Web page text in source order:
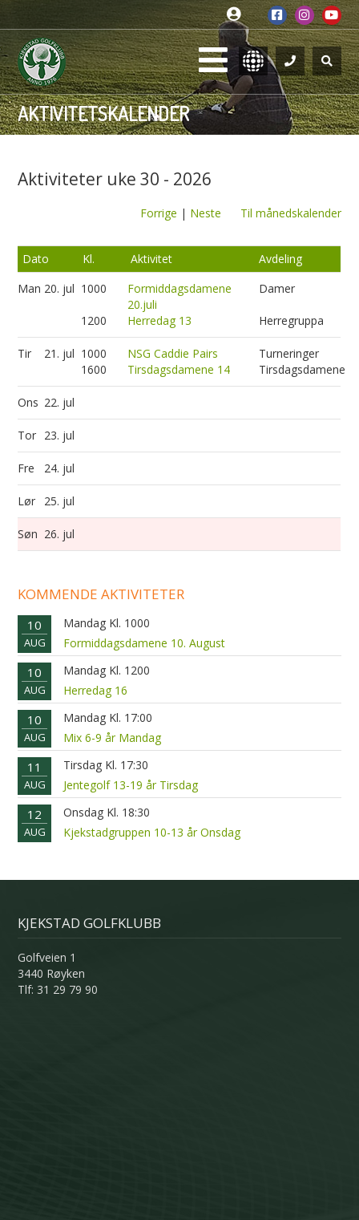
AKTIVITETSKALENDER
Aktiviteter uke 30 - 2026
Forrige | Neste Til månedskalender
Dato Kl. Aktivitet
Avdeling
Man 20. jul 1000
Formiddagsdamene
20.juli
Damer
1200 Herredag 13 Herregruppa
Tir 21. jul 1000 NSG Caddie Pairs
Turneringer
1600
Tirsdagsdamene 14 Tirsdagsdamene
Ons 22. jul
Tor 23. jul
Fre 24. jul
Lør 25. jul
Søn 26. jul
KOMMENDE AKTIVITETER
10
AUG
Mandag Kl. 1000
Formiddagsdamene 10. August
10
AUG
Mandag Kl. 1200
Herredag 16
10
AUG
Mandag Kl. 17:00
Mix 6-9 år Mandag
11
AUG
Tirsdag Kl. 17:30
Jentegolf 13-19 år Tirsdag
12
AUG
Onsdag Kl. 18:30
Kjekstadgruppen 10-13 år Onsdag
KJEKSTAD GOLFKLUBB
Golfveien 1
3440 Røyken
Tlf: 31 29 79 90